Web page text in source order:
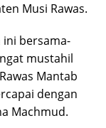
Musi Rawas.
bersama-
mustahil
Mantab
dengan
Machmud.